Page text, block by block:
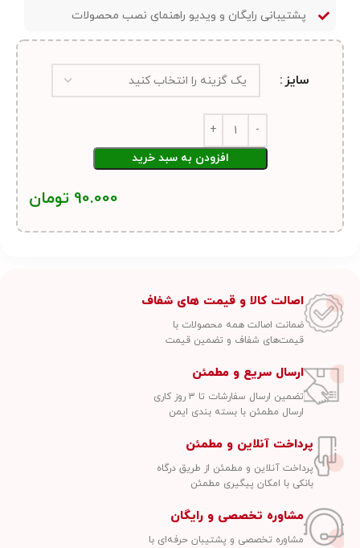
پشتیبانی رایگان و ویدیو راهنمای نصب محصولات
سایز
افزودن به سبد خرید
90.000 تومان
اصالت کالا و قیمت های شفاف
ضمانت اصالت همه محصولات با
قیمت‌های شفاف و تضمین قیمت
ارسال سریع و مطمئن
تضمین ارسال سفارشات تا ۳ روز کاری
ارسال مطمئن با بسته بندی ایمن
پرداخت آنلاین و مطمئن
پرداخت آنلاین و مطمئن از طریق درگاه
بانکی با امکان پیگیری مطمئن
مشاوره تخصصی و رایگان
مشاوره تخصصی و پشتیبان حرفه‌ای با